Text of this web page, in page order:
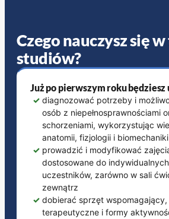
Czego nauczysz się
studiów?
Już po pierwszym roku będziesz
✓ diagnozować potrzeby i
osób z niepełnosprawnościami
schorzeniami, wykorzystując
anatomii, fizjologii i biomechaniki
✓ prowadzić i modyfikować
dostosowane do
uczestników, zarówno w sali
zewnątrz
✓ dobierać sprzęt wspomagający,
terapeutyczne i formy